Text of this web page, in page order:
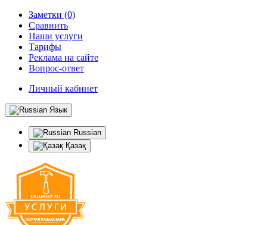
Заметки (0)
Сравнить
Наши услуги
Тарифы
Реклама на сайте
Вопрос-ответ
Личный кабинет
Язык
Russian
Қазақ